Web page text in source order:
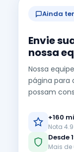
Ainda
Envie
nossa
Nossa
página para
possam
+160
Nota
Desde
Mais